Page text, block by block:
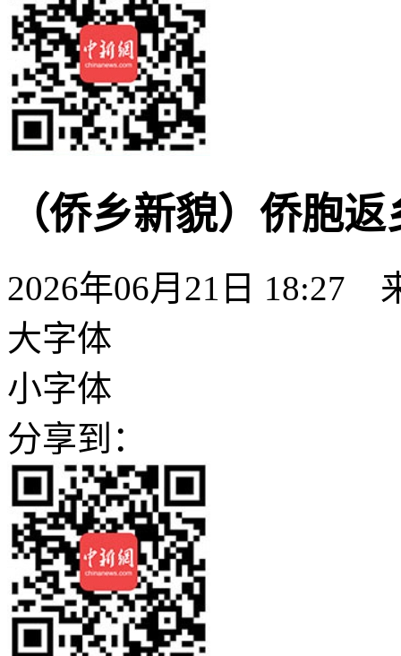
（侨乡新貌）侨胞
2026年06月21日 18:27
大字体
小字体
分享到：